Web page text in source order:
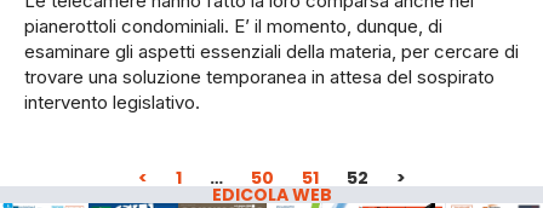
pianerottoli condominiali. E’ il momento, dunque, di
esaminare gli aspetti essenziali della materia, per cercare di
trovare una soluzione temporanea in attesa del sospirato
intervento legislativo.
< 1 … 50 51 52 >
EDICOLA WEB